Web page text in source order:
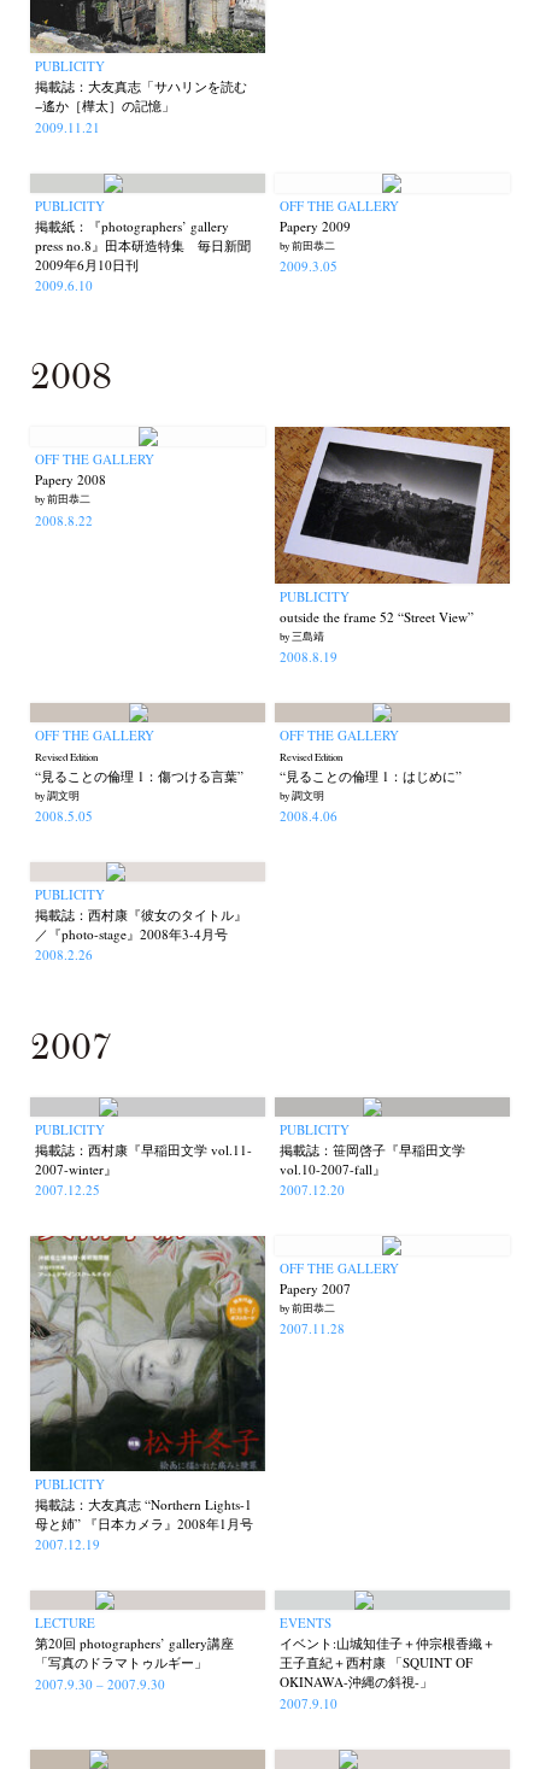
Terms & Privacy Policy Newsletter
Kazuyuki Kawaguchi
(61) Naoki Ohji Naonori Oshima (38) Nick Haymes (5)
Park (7) photographers' gallery File (16) photographers’ gallery press (14)
Postwar and Shōwa-Era (2) Publication (42) Remembrance (43)
Renchan Rintaro Kameoka (32) Shoreline (56)
Takuro Yoneda (44) Tomonori Ryu (15)
Yu Shinoda
PUBLICITY
掲載誌：大友真志「サハリンを読む
−遙か［樺太］の記憶」
2009.11.21
PUBLICITY
掲載紙：『photographers’ gallery
press no.8』田本研造特集 毎日新聞
2009年6月10日刊
2009.6.10
OFF THE GALLERY
Papery 2009
by 前田恭二
2009.3.05
2008
OFF THE GALLERY
Papery 2008
by 前田恭二
2008.8.22
PUBLICITY
outside the frame 52 “Street View”
by 三島靖
2008.8.19
OFF THE GALLERY
Revised Edition
“見ることの倫理 1：傷つける言葉”
by 調文明
2008.5.05
OFF THE GALLERY
Revised Edition
“見ることの倫理 1：はじめに”
by 調文明
2008.4.06
PUBLICITY
掲載誌：西村康『彼女のタイトル』
／『photo-stage』2008年3-4月号
2008.2.26
2007
PUBLICITY
掲載誌：西村康『早稲田文学 vol.11-
2007-winter』
2007.12.25
PUBLICITY
掲載誌：笹岡啓子『早稲田文学
vol.10-2007-fall』
2007.12.20
PUBLICITY
掲載誌：大友真志 “Northern Lights-1
母と姉” 『日本カメラ』2008年1月号
2007.12.19
OFF THE GALLERY
Papery 2007
by 前田恭二
2007.11.28
LECTURE
第20回 photographers’ gallery講座
「写真のドラマトゥルギー」
2007.9.30 – 2007.9.30
EVENTS
イベント:山城知佳子＋仲宗根香織＋
王子直紀＋西村康 「SQUINT OF
OKINAWA-沖縄の斜視-」
2007.9.10